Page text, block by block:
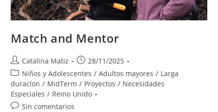
Match and Mentor
Autor
de
la
entrada:
Catalina Matiz
Publicación
de
la
entrada:
28/11/2025
Categoría
de
la
entrada:
Niños y Adolescentes / Adultos mayores / Larga
duracíon / MidTerm / Proyectos / Necesidades
Especiales / Reino Unido
Comentarios
Sin comentarios